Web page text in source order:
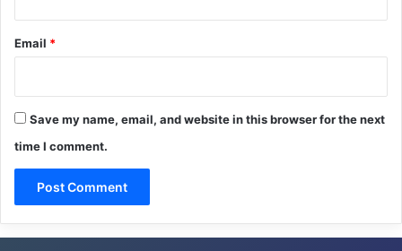
Email *
Save my name, email, and website in this browser for the next
time I comment.